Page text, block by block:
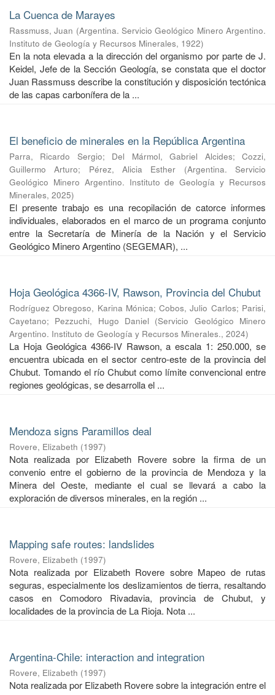
La Cuenca de Marayes
Rassmuss, Juan (Argentina. Servicio Geológico Minero Argentino.
Instituto de Geología y Recursos Minerales, 1922)
En la nota elevada a la dirección del organismo por parte de J.
Keidel, Jefe de la Sección Geología, se constata que el doctor
Juan Rassmuss describe la constitución y disposición tectónica
de las capas carbonífera de la ...
El beneficio de minerales en la República Argentina
Parra, Ricardo Sergio; Del Mármol, Gabriel Alcides;Cozzi,
Guillermo Arturo; Pérez, Alicia Esther (Argentina. Servicio
Geológico Minero Argentino. Instituto de Geología y Recursos
Minerales, 2025)
El presente trabajo es una recopilación de catorce informes
individuales, elaborados en el marco de un programa conjunto
entre la Secretaría de Minería de la Nación y el Servicio
Geológico Minero Argentino (SEGEMAR), ...
Hoja Geológica 4366-IV, Rawson, Provincia del Chubut
Rodríguez Obregoso, Karina Mónica;Cobos, Julio Carlos; Parisi,
Cayetano; Pezzuchi, Hugo Daniel (Servicio Geológico Minero
Argentino. Instituto de Geología y Recursos Minerales., 2024)
La Hoja Geológica 4366-IV Rawson, a escala 1: 250.000, se
encuentra ubicada en el sector centro-este de la provincia del
Chubut. Tomando el río Chubut como límite convencional entre
regiones geológicas, se desarrolla el ...
Mendoza signs Paramillos deal
Rovere, Elizabeth (1997)
Nota realizada por Elizabeth Rovere sobre la firma de un
convenio entre el gobierno de la provincia de Mendoza y la
Minera del Oeste, mediante el cual se llevará a cabo la
exploración de diversos minerales, en la región ...
Mapping safe routes: landslides
Rovere, Elizabeth (1997)
Nota realizada por Elizabeth Rovere sobre Mapeo de rutas
seguras, especialmente los deslizamientos de tierra, resaltando
casos en Comodoro Rivadavia, provincia de Chubut, y
localidades de la provincia de La Rioja. Nota ...
Argentina-Chile: interaction and integration
Rovere, Elizabeth (1997)
Nota realizada por Elizabeth Rovere sobre la integración entre el